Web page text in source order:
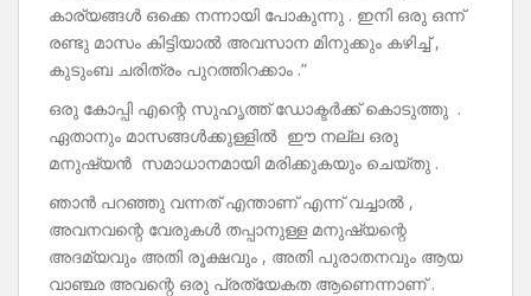
കാര്യങ്ങൾ ഒക്കെ നന്നായി പോകുന്നു . ഇനി ഒരു ഒന്ന്
രണ്ടു മാസം കിട്ടിയാൽ അവസാന മിനുക്കും കഴിച്ച് ,
കുടുംബ ചരിത്രം പുറത്തിറക്കാം .”
ഒരു കോപ്പി എന്റെ സുഹൃത്ത് ഡോക്ടർക്ക് കൊടുത്തു .
ഏതാനും മാസങ്ങൾക്കുള്ളിൽ ഈ നല്ല ഒരു
മനുഷ്യൻ സമാധാനമായി മരിക്കുകയും ചെയ്തു .
ഞാൻ പറഞ്ഞു വന്നത് എന്താണ് എന്ന് വച്ചാൽ ,
അവനവന്റെ വേരുകൾ തപ്പാനുള്ള മനുഷ്യന്റെ
അദമ്യവും അതി രൂക്ഷവും , അതി പുരാതനവും ആയ
വാഞ്ഛ അവന്റെ ഒരു പ്രത്യേകത ആണെന്നാണ് .